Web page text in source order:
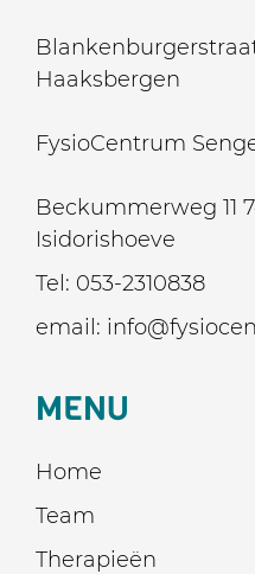
Haaksbergen
FysioCentrum
Beckummerweg 11
Isidorishoeve
Tel: 053-2310838
email:
MENU
Home
Team
Therapieën